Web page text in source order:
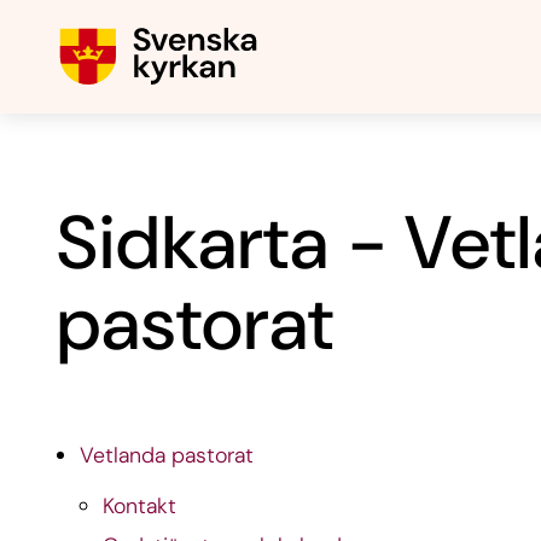
Sidkarta -
pastorat
Vetlanda pastorat
Kontakt